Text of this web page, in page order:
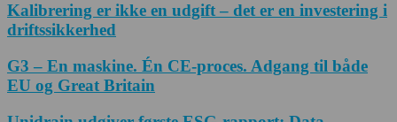
Kalibrering er ikke en udgift – det er en investering i
driftssikkerhed
G3 – En maskine. Én CE-proces. Adgang til både
EU og Great Britain